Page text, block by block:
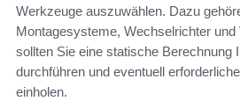
Werkzeuge auszuwählen. Dazu
Montagesysteme, Wechselrichter und
sollten Sie eine statische Berechnung
durchführen und eventuell
einholen.